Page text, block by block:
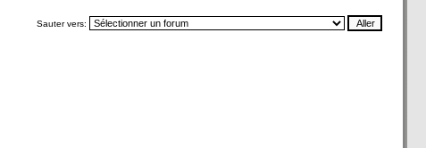
Sauter vers: